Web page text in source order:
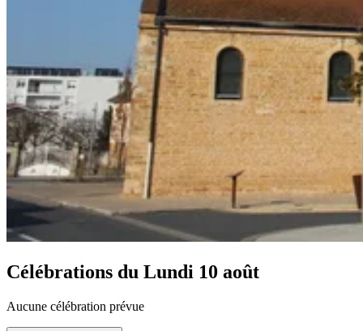
Célébrations du Lundi 10 août
Aucune célébration prévue